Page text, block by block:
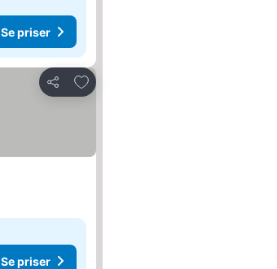
Se priser
Dela
Lägg till i Mina Favoriter
Se priser